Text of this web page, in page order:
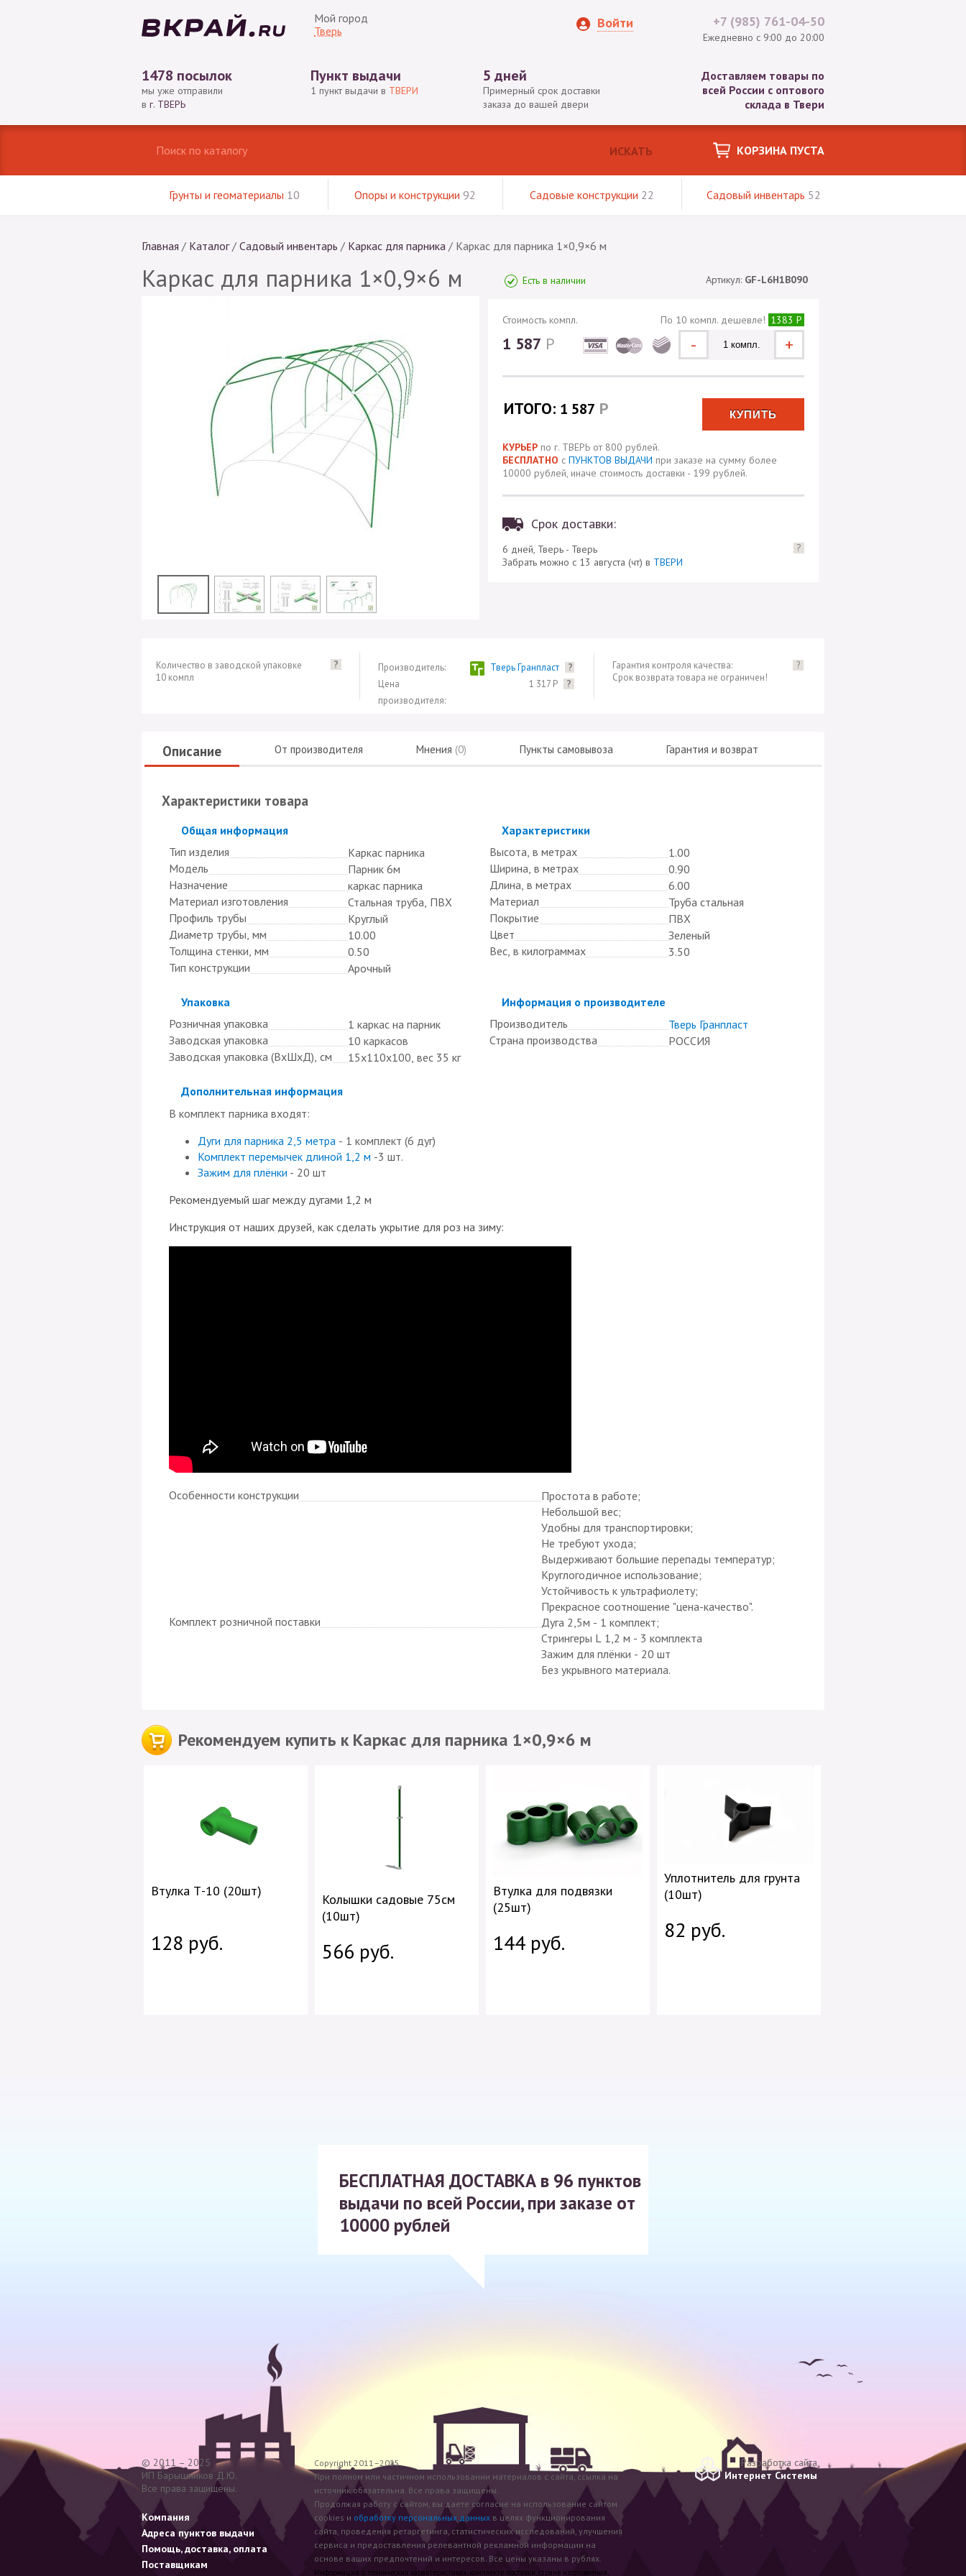
Мой город
Тверь
Войти +7 (985) 761-04-50
Ежедневно с 9:00 до 20:00
1478 посылок
мы уже отправили
в г. ТВЕРЬ
Пункт выдачи
1 пункт выдачи в ТВЕРИ
5 дней
Примерный срок доставки
заказа до вашей двери
Доставляем товары по
всей России с оптового
склада в Твери
КОРЗИНА ПУСТА
Грунты и геоматериалы 10 Опоры и конструкции 92 Садовые конструкции 22 Садовый инвентарь 52
Главная / Каталог / Садовый инвентарь / Каркас для парника / Каркас для парника 1×0,9×6 м
Каркас для парника 1×0,9×6 м Есть в наличии Артикул: GF-L6H1B090
Стоимость компл. По 10 компл. дешевле! 1383 Р
1 587 Р +
-
ИТОГО: 1 587 Р
КУРЬЕР по г. ТВЕРЬ от 800 рублей.
БЕСПЛАТНО с ПУНКТОВ ВЫДАЧИ при заказе на сумму более
10000 рублей, иначе стоимость доставки - 199 рублей.
Срок доставки:
6 дней, Тверь - Тверь
Забрать можно с 13 августа (чт) в ТВЕРИ
?
?
Количество в заводской упаковке
10 компл
Производитель: Тверь Гранпласт
?
Цена
производителя:
1 317 Р ?
Гарантия контроля качества:
Срок возврата товара не ограничен!
?
Описание От производителя Мнения (0) Пункты самовывоза Гарантия и возврат
Характеристики товара
Скрыть
Общая информация
Тип изделия
Каркас парника
Модель
Парник 6м
Назначение
каркас парника
Материал изготовления
Стальная труба, ПВХ
Профиль трубы
Круглый
Диаметр трубы, мм
10.00
Толщина стенки, мм
0.50
Тип конструкции
Арочный
Скрыть
Характеристики
Высота, в метрах
1.00
Ширина, в метрах
0.90
Длина, в метрах
6.00
Материал
Труба стальная
Покрытие
ПВХ
Цвет
Зеленый
Вес, в килограммах
3.50
Скрыть
Упаковка
Розничная упаковка
1 каркас на парник
Заводская упаковка
10 каркасов
Заводская упаковка (ВхШхД), см
15х110х100, вес 35 кг
Скрыть
Информация о производителе
Производитель
Тверь Гранпласт
Страна производства
РОССИЯ
Скрыть
Дополнительная информация
В комплект парника входят:
Дуги для парника 2,5 метра - 1 комплект (6 дуг)
Комплект перемычек длиной 1,2 м -3 шт.
Зажим для плёнки - 20 шт
Рекомендуемый шаг между дугами 1,2 м
Инструкция от наших друзей, как сделать укрытие для роз на зиму:
Особенности конструкции
Простота в работе;
Небольшой вес;
Удобны для транспортировки;
Не требуют ухода;
Выдерживают большие перепады температур;
Круглогодичное использование;
Устойчивость к ультрафиолету;
Прекрасное соотношение "цена-качество".
Комплект розничной поставки
Дуга 2,5м - 1 комплект;
Стрингеры L 1,2 м - 3 комплекта
Зажим для плёнки - 20 шт
Без укрывного материала.
Рекомендуем купить к Каркас для парника 1×0,9×6 м
Втулка Т-10 (20шт)
128 руб.
Колышки садовые 75см
(10шт)
566 руб.
Втулка для подвязки
(25шт)
144 руб.
Уплотнитель для грунта
(10шт)
82 руб.
БЕСПЛАТНАЯ ДОСТАВКА в 96 пунктов
выдачи по всей России, при заказе от
10000 рублей
© 2011 – 2025
ИП Барышников Д.Ю.
Все права защищены.
Компания
Адреса пунктов выдачи
Помощь, доставка, оплата
Поставщикам
Copyright 2011–2025
При полном или частичном использовании материалов с сайта, ссылка на
источник обязательна. Все права защищены.
Продолжая работу с сайтом, вы даете согласие на использование сайтом
cookies и обработку персональных данных в целях функционирования
сайта, проведения ретаргетинга, статистических исследований, улучшения
сервиса и предоставления релевантной рекламной информации на
основе ваших предпочтений и интересов. Все цены указаны в рублях.
Информация о технических характеристиках, комплекте поставки, стране изготовления,
Разработка сайта
Интернет Системы